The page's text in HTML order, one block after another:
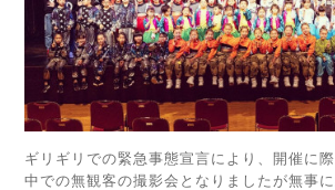
ギリギリでの緊急事態宣言により、開催に
中での無観客の撮影会となりましたが無事